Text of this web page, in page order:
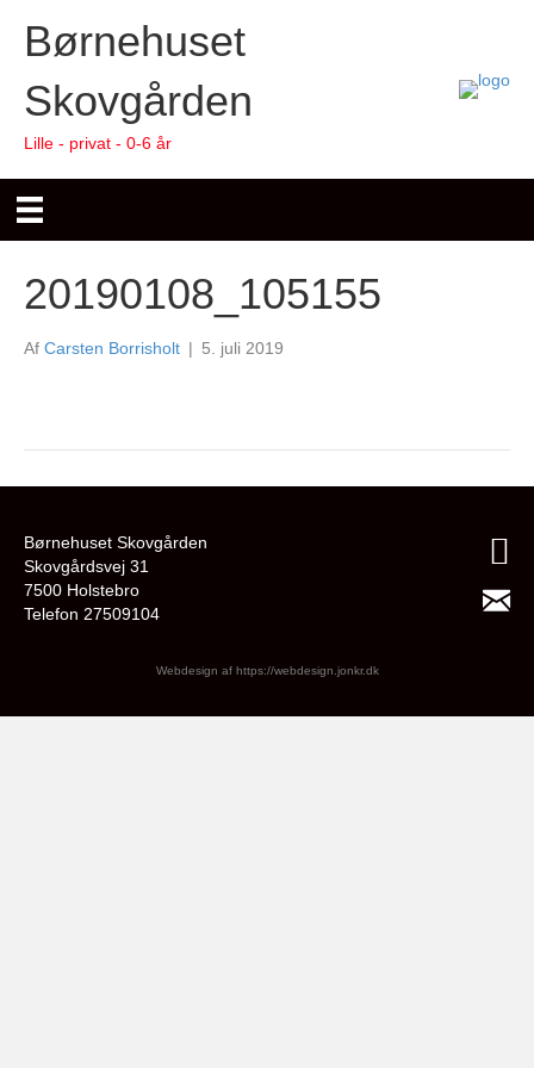
Børnehuset
Skovgården
Lille - privat - 0-6 år
20190108_105155
Af Carsten Borrisholt | 5. juli 2019
Børnehuset Skovgården
Skovgårdsvej 31
7500 Holstebro
Telefon 27509104
Webdesign af https://webdesign.jonkr.dk